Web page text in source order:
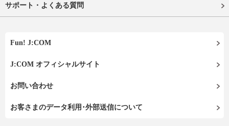
サポート・よくある質問
Fun! J:COM
J:COM オフィシャルサイト
お問い合わせ
お客さまのデータ利用･外部送信について